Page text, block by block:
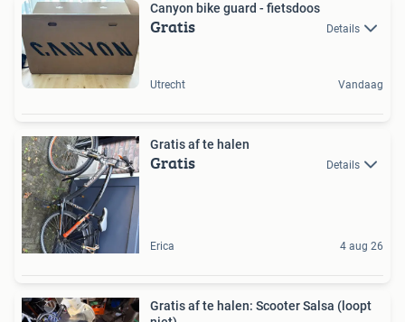
Canyon bike guard - fietsdoos
Gratis Details
Utrecht Vandaag
Gratis af te halen
Gratis Details
Erica 4 aug 26
Gratis af te halen: Scooter Salsa (loopt